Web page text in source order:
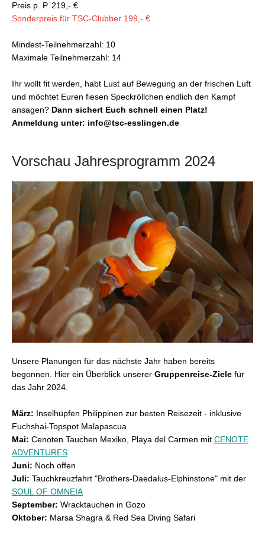
Preis p. P. 219,- €
Sonderpreis für TSC-Clubber 199,- €
Mindest-Teilnehmerzahl: 10
Maximale Teilnehmerzahl: 14
Ihr wollt fit werden, habt Lust auf Bewegung an der frischen Luft
und möchtet Euren fiesen Speckröllchen endlich den Kampf
ansagen? Dann sichert Euch schnell einen Platz!
Anmeldung unter: info@tsc-esslingen.de
Vorschau Jahresprogramm 2024
Unsere Planungen für das nächste Jahr haben bereits
begonnen. Hier ein Überblick unserer Gruppenreise-Ziele für
das Jahr 2024.
März: Inselhüpfen Philippinen zur besten Reisezeit - inklusive
Fuchshai-Topspot Malapascua
Mai: Cenoten Tauchen Mexiko, Playa del Carmen mit CENOTE
ADVENTURES
Juni: Noch offen
Juli: Tauchkreuzfahrt "Brothers-Daedalus-Elphinstone" mit der
SOUL OF OMNEIA
September: Wracktauchen in Gozo
Oktober: Marsa Shagra & Red Sea Diving Safari